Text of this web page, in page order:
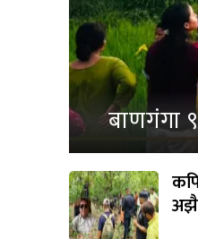
बाणगंगा
अझै